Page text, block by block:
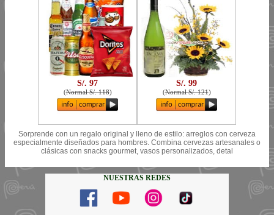
S/. 97
(Normal S/. 118)
S/. 99
(Normal S/. 121)
Sorprende con un regalo original y lleno de estilo: arreglos con cerveza
especialmente diseñados para hombres. Combina cervezas artesanales o
clásicas con snacks gourmet, vasos personalizados, detal
NUESTRAS REDES